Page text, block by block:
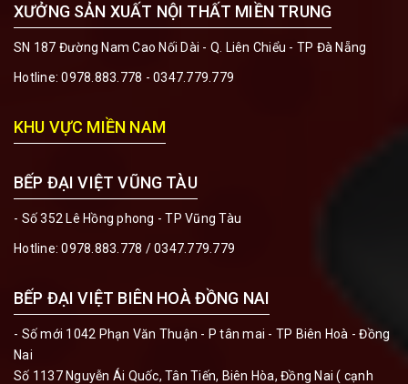
XƯỞNG SẢN XUẤT NỘI THẤT MIỀN TRUNG
SN 187 Đường Nam Cao Nối Dài - Q. Liên Chiểu - TP Đà Nẵng
Hotline:0978.883.778 - 0347.779.779
KHU VỰC MIỀN NAM
BẾP ĐẠI VIỆT VŨNG TÀU
- Số 352 Lê Hồng phong - TP Vũng Tàu
Hotline:0978.883.778 / 0347.779.779
BẾP ĐẠI VIỆT BIÊN HOÀ ĐỒNG NAI
- Số mới 1042 Phạn Văn Thuận - P tân mai - TP Biên Hoà - Đồng
Nai
Số 1137 Nguyễn Ái Quốc, Tân Tiến, Biên Hòa, Đồng Nai ( cạnh